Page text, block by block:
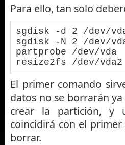
Para ello, tan solo
sgdisk -d 2 /dev/
sgdisk -N 2 /dev/
partprobe /dev/vda
resize2fs /dev/vda2
El primer comando
datos no se borrarán
crear la partición, y
coincidirá con el
borrar.